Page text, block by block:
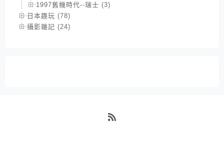
1997舊機時代--瑞士 (3)
日本趣玩 (78)
攝影雜記 (24)